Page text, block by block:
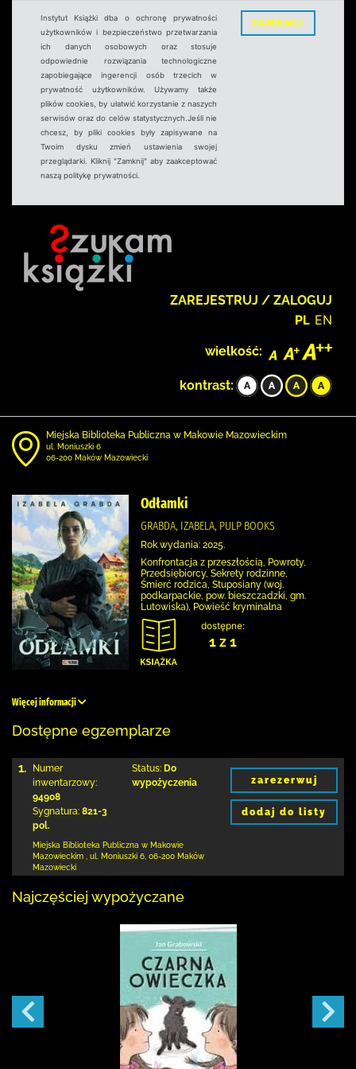
Instytut Książki dba o ochronę prywatności
użytkowników i bezpieczeństwo przetwarzania
ich danych osobowych oraz stosuje
odpowiednie rozwiązania technologiczne
zapobiegające ingerencji osób trzecich w
prywatność użytkowników. Używamy także
plików cookies, by ułatwić korzystanie z naszych
serwisów oraz do celów statystycznych.Jeśli nie
chcesz, by pliki cookies były zapisywane na
Twoim dysku zmień ustawienia swojej
przeglądarki. Kliknij "Zamknij" aby zaakceptować
naszą politykę prywatności.
ZAMKNIJ
ZAREJESTRUJ / ZALOGUJ
PL EN
wielkość:
kontrast:
Miejska Biblioteka Publiczna w Makowie Mazowieckim
ul. Moniuszki 6
06-200 Maków Mazowiecki
Odłamki
GRABDA, IZABELA, PULP BOOKS
Rok wydania: 2025.
Konfrontacja z przeszłością, Powroty,
Przedsiębiorcy, Sekrety rodzinne,
Śmierć rodzica, Stuposiany (woj.
podkarpackie, pow. bieszczadzki, gm.
Lutowiska), Powieść kryminalna
dostępne:
1 z 1
Więcej informacji
Dostępne egzemplarze
1.
Numer
inwentarzowy:
94908
Sygnatura: 821-3
pol.
Status: Do
wypożyczenia
Miejska Biblioteka Publiczna w Makowie
Mazowieckim
ul. Moniuszki 6 06-200 Maków
Mazowiecki
zarezerwuj
dodaj do listy
Najczęściej wypożyczane